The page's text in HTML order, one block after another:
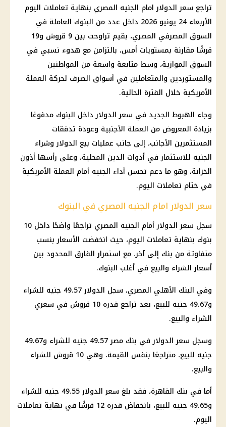
تراجع سعر الدولارامام الجنيه المصري بنهاية تعاملات اليوم
الأربعاء 24 يونيو 2026 داخل عدد من
البنوك العاملة في
السوق المصرفي المصري، بقيم تراوحت بين 9 قروش و19
قرشًا مقارنة بمستويات أمس، بالتزامن مع هدوء نسبي في
السوق الموازية، وسط متابعة واسعة من المواطنين
والمستوردين والمتعاملين في أسواق الصرف لحركة العملة
الأمريكية خلال الفترة الحالية.
وجاء الهبوط الجديد في سعر الدولارداخل البنوك مدفوعًا
بزيادة المعروض من العملة الأجنبية وعودة تدفقات
المستثمرين الأجانب، إلى جانب عمليات بيع الدولاروشراء
الجنيه للاستثمار في أدوات الدين المحلية، وعلى رأسها أذون
الخزانة، وهو ما دعم تحسن أداء الجنيه أمام العملة الأمريكية
في ختام تعاملات اليوم.
سعر الدولار امام الجنيه المصري في البنوك
سجل سعر الدولارأمام الجنيه المصري تراجعًا واضحًا داخل 10
بنوك بنهاية تعاملات اليوم، حيث انخفضت الأسعار بنسب
متفاوتة من بنك إلى آخر، مع استمرار الفارق المحدود بين
أسعار الشراء والبيع في أغلب البنوك.
وفي البنك الأهلي المصري، سجل الدولار
49.57 جنيه للشراء
و49.67 جنيه للبيع، بعد تراجع قدره 10 قروش في سعري
الشراء والبيع.
وسجل سعر الدولار في بنك مصر
49.57 جنيه للشراء و49.67
جنيه للبيع، متراجعًا بنفس القيمة، وهي 10 قروش للشراء
والبيع.
أما في بنك القاهرة، فقد بلغ سعر الدولار
49.55 جنيه للشراء
و49.65 جنيه للبيع، بانخفاض قدره 12 قرشًا في نهاية تعاملات
اليوم.